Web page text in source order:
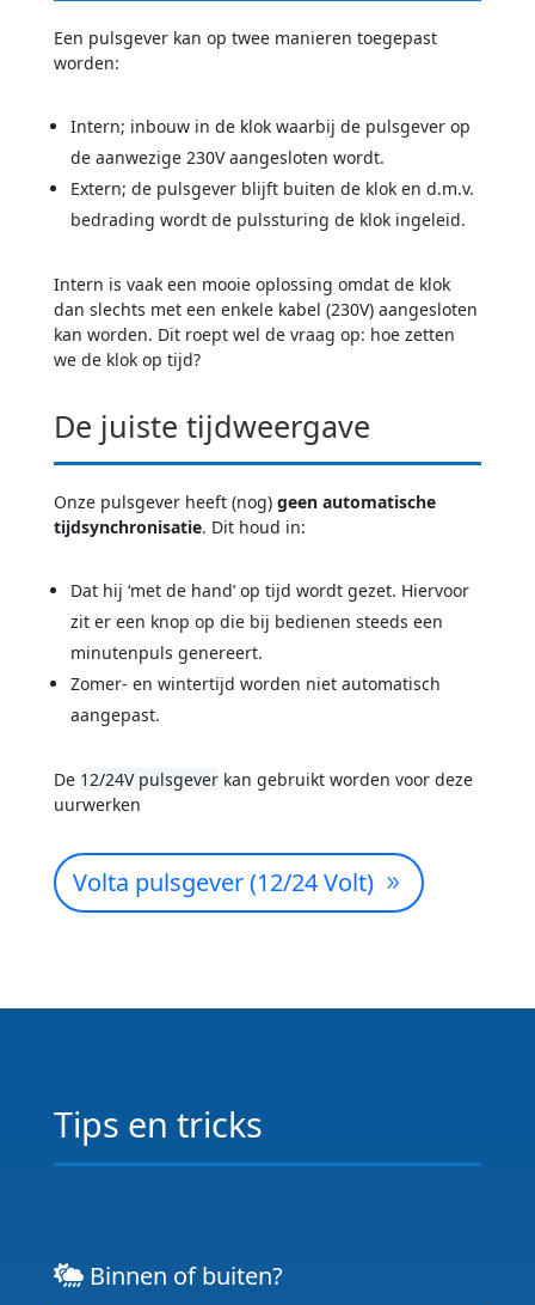
Een pulsgever kan op twee manieren toegepast
worden:
Intern; inbouw in de klok waarbij de pulsgever op
de aanwezige 230V aangesloten wordt.
Extern; de pulsgever blijft buiten de klok en d.m.v.
bedrading wordt de pulssturing de klok ingeleid.
Intern is vaak een mooie oplossing omdat de klok
dan slechts met een enkele kabel (230V) aangesloten
kan worden. Dit roept wel de vraag op: hoe zetten
we de klok op tijd?
De juiste tijdweergave
Onze pulsgever heeft (nog) geen automatische
tijdsynchronisatie. Dit houd in:
Dat hij ‘met de hand’ op tijd wordt gezet. Hiervoor
zit er een knop op die bij bedienen steeds een
minutenpuls genereert.
Zomer- en wintertijd worden niet automatisch
aangepast.
De 12/24V pulsgeverkan gebruikt worden voor deze
uurwerken
Volta pulsgever (12/24 Volt)
Tips en tricks
Binnen of buiten?